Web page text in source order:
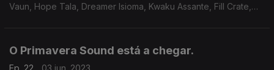
Vaun, Hope Tala, Dreamer Isioma, Kwaku Assante, Fill Crate,
O Primavera Sound está a chegar.
Ep. 22 03 jun. 2023